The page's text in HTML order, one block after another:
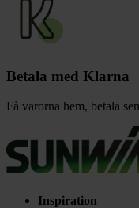
Betala med Klarna
Få varorna hem, betala
Inspiration